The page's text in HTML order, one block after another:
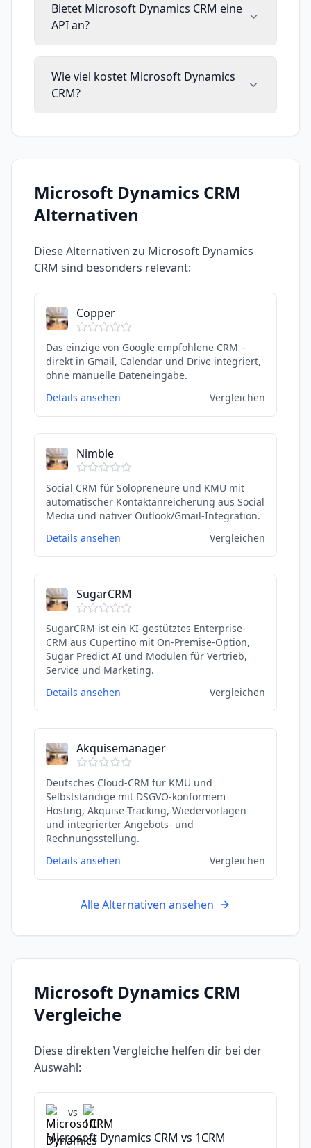
Bietet Microsoft Dynamics CRM eine
API an?
Wie viel kostet Microsoft Dynamics
CRM?
Microsoft Dynamics CRM
Alternativen
Diese Alternativen zu Microsoft Dynamics
CRM sind besonders relevant:
Copper
Das einzige von Google empfohlene CRM –
direkt in Gmail, Calendar und Drive integriert,
ohne manuelle Dateneingabe.
Details ansehen
Vergleichen
Nimble
Social CRM für Solopreneure und KMU mit
automatischer Kontaktanreicherung aus Social
Media und nativer Outlook/Gmail-Integration.
Details ansehen
Vergleichen
SugarCRM
SugarCRM ist ein KI-gestütztes Enterprise-
CRM aus Cupertino mit On-Premise-Option,
Sugar Predict AI und Modulen für Vertrieb,
Service und Marketing.
Details ansehen
Vergleichen
Akquisemanager
Deutsches Cloud-CRM für KMU und
Selbstständige mit DSGVO-konformem
Hosting, Akquise-Tracking, Wiedervorlagen
und integrierter Angebots- und
Rechnungsstellung.
Details ansehen
Vergleichen
Alle Alternativen ansehen
Microsoft Dynamics CRM
Vergleiche
Diese direkten Vergleiche helfen dir bei der
Auswahl:
vs
Microsoft Dynamics CRM vs 1CRM